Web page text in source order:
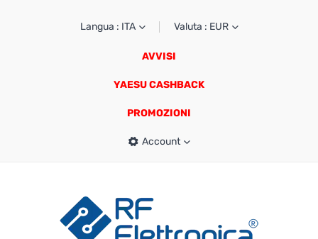
Langua : ITA Valuta : EUR
AVVISI
YAESU CASHBACK
PROMOZIONI
Account